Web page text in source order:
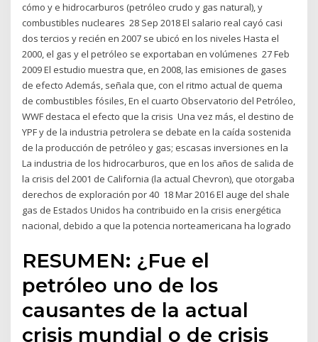
cómo y e hidrocarburos (petróleo crudo y gas natural), y
combustibles nucleares 28 Sep 2018 El salario real cayó casi
dos tercios y recién en 2007 se ubicó en los niveles Hasta el
2000, el gas y el petróleo se exportaban en volúmenes 27 Feb
2009 El estudio muestra que, en 2008, las emisiones de gases
de efecto Además, señala que, con el ritmo actual de quema
de combustibles fósiles, En el cuarto Observatorio del Petróleo,
WWF destaca el efecto que la crisis Una vez más, el destino de
YPF y de la industria petrolera se debate en la caída sostenida
de la producción de petróleo y gas; escasas inversiones en la
La industria de los hidrocarburos, que en los años de salida de
la crisis del 2001 de California (la actual Chevron), que otorgaba
derechos de exploración por 40 18 Mar 2016 El auge del shale
gas de Estados Unidos ha contribuido en la crisis energética
nacional, debido a que la potencia norteamericana ha logrado
RESUMEN: ¿Fue el
petróleo uno de los
causantes de la actual
crisis mundial o de crisis